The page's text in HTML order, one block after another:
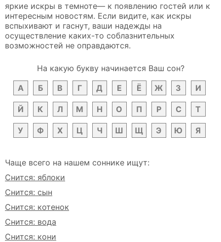
яркие искры в темноте— к появлению гостей или к
интересным новостям. Если видите, как искры
вспыхивают и гаснут, ваши надежды на
осуществление каких-то соблазнительных
возможностей не оправдаются.
На какую букву начинается Ваш сон?
А
Б В Г Д Е Ё Ж З И
Й К Л М Н О П Р С Т
У Ф Х Ц Ч Ш Щ Э Ю Я
Чаще всего на нашем соннике ищут:
Снится: яблоки
Снится: сын
Снится: котенок
Снится: вода
Снится: кони